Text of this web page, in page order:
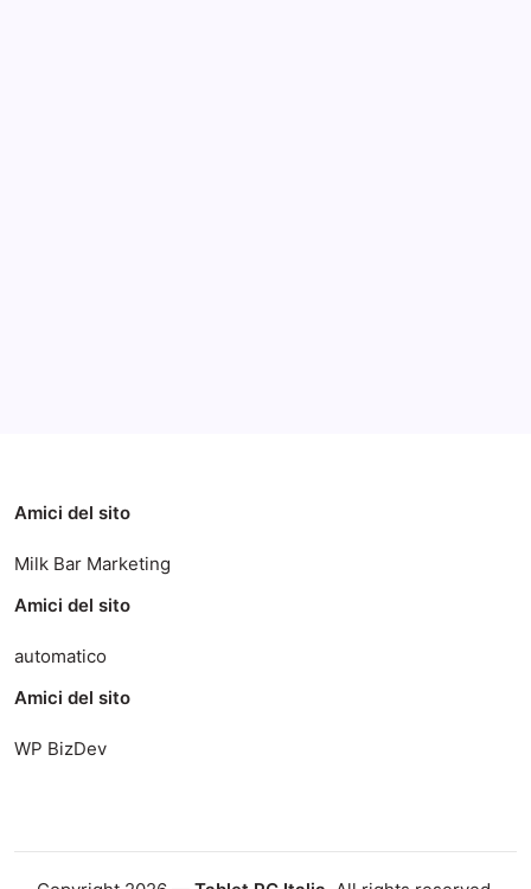
Amici del sito
Milk Bar Marketing
Amici del sito
automatico
Amici del sito
WP BizDev